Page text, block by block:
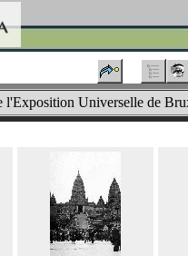
l'Exposition Universelle de